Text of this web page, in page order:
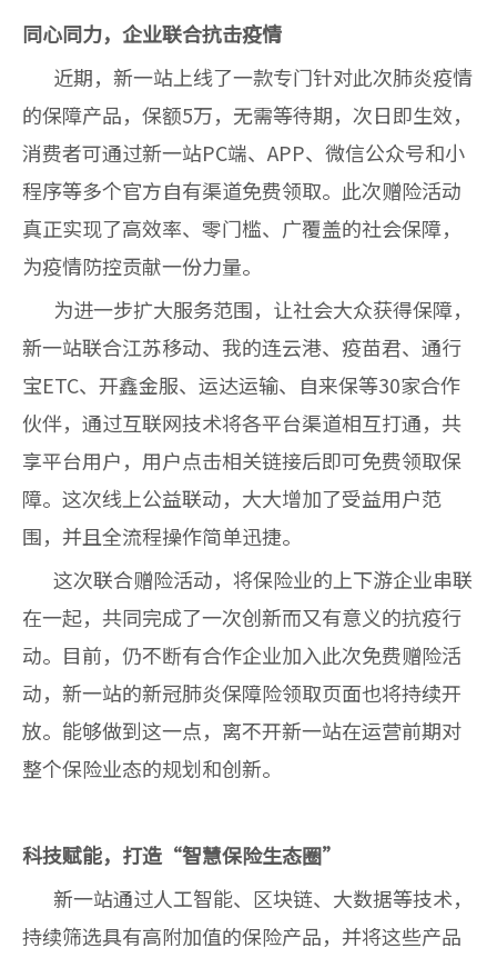
同心同力，企业联合抗击疫情
近期，新一站上线了一款专门针对此次肺炎疫情
的保障产品，保额5万，无需等待期，次日即生效，
消费者可通过新一站PC端、 APP、微信公众号和小
程序等多个官方自有渠道免费领取。此次赠险活动
真正实现了高效率、零门槛、广覆盖的社会保障，
为疫情防控贡献一份力量。
为进一步扩大服务范围，让社会大众获得保障，
新一站联合江苏移动、我的连云港、疫苗君、通行
宝ETC、开鑫金服、运达运输、自来保等30家合作
伙伴，通过互联网技术将各平台渠道相互打通，共
享平台用户，用户点击相关链接后即可免费领取保
障。这次线上公益联动，大大增加了受益用户范
围，并且全流程操作简单迅捷。
这次联合赠险活动，将保险业的上下游企业串联
在一起，共同完成了一次创新而又有意义的抗疫行
动。目前，仍不断有合作企业加入此次免费赠险活
动，新一站的新冠肺炎保障险领取页面也将持续开
放。能够做到这一点，离不开新一站在运营前期对
整个保险业态的规划和创新。
科技赋能，打造“智慧保险生态圈”
新一站通过人工智能、区块链、大数据等技术，
持续筛选具有高附加值的保险产品，并将这些产品